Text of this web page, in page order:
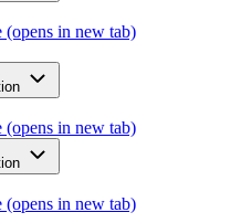
(opens in new tab)
(opens in new tab)
(opens in new tab)